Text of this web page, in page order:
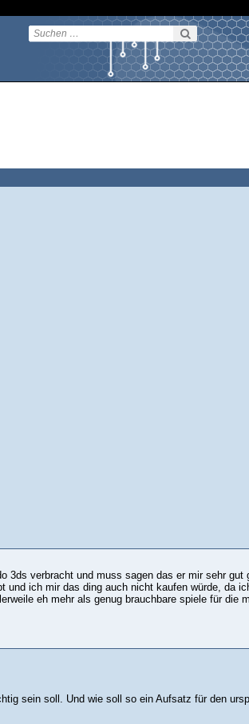
3ds verbracht und muss sagen das er mir sehr
ich mir das ding auch nicht kaufen würde, da
eh mehr als genug brauchbare spiele für die
sein soll. Und wie soll so ein Aufsatz für den